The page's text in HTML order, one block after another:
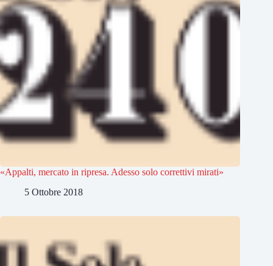
«Appalti, mercato in ripresa. Adesso solo correttivi mirati»
5 Ottobre 2018